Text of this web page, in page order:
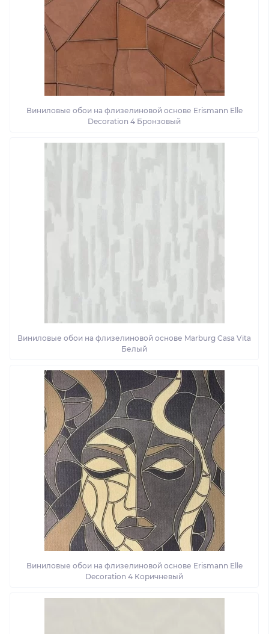
Виниловые обои на флизелиновой основе Erismann Elle
Decoration 4 Бронзовый
Виниловые обои на флизелиновой основе Marburg Casa Vita
Белый
Виниловые обои на флизелиновой основе Erismann Elle
Decoration 4 Коричневый